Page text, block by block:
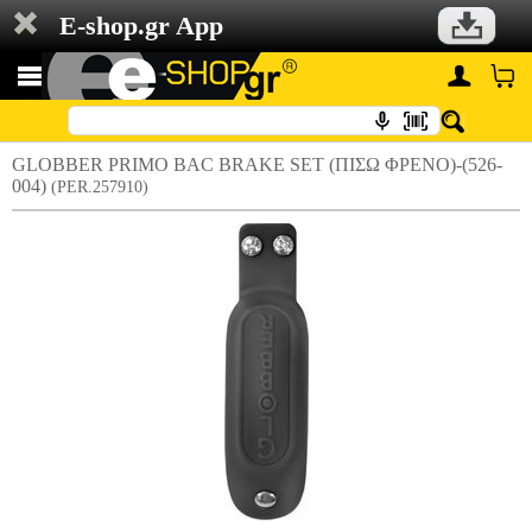
E-shop.gr App
GLOBBER PRIMO BAC BRAKE SET (ΠΙΣΩ ΦΡΕΝΟ)-(526-
004) (PER.257910)